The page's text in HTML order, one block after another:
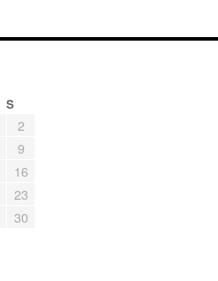
S
2
9
16
23
30